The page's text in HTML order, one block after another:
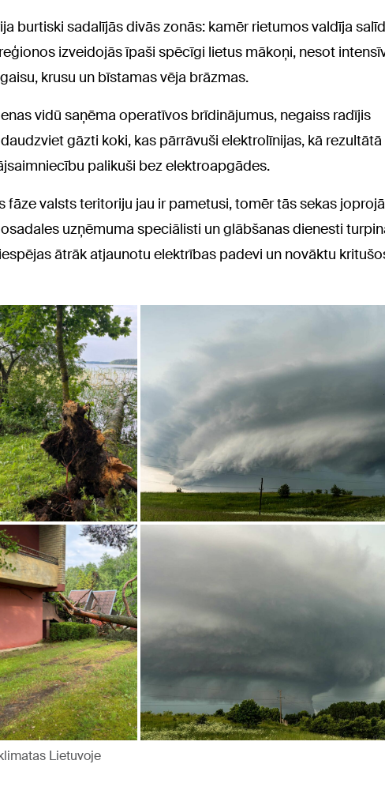
burtiski sadalījās divās zonās: kamēr rietumos valdīja
izveidojās īpaši spēcīgi lietus mākoņi, nesot
krusu un bīstamas vēja brāzmas.
vidū saņēma operatīvos brīdinājumus, negaiss radījis
gāzti koki, kas pārrāvuši elektrolīnijas, kā rezultātā
palikuši bez elektroapgādes.
fāze valsts teritoriju jau ir pametusi, tomēr tās sekas
uzņēmuma speciālisti un glābšanas dienesti
ātrāk atjaunotu elektrības padevi un novāktu
Lietuvoje